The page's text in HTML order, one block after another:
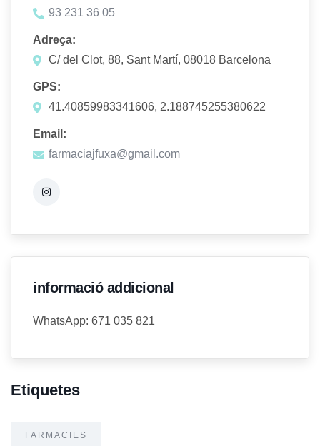
93 231 36 05
Adreça:
C/ del Clot, 88, Sant Martí, 08018 Barcelona
GPS:
41.40859983341606, 2.188745255380622
Email:
farmaciajfuxa@gmail.com
informació addicional
WhatsApp: 671 035 821
Etiquetes
FARMACIES